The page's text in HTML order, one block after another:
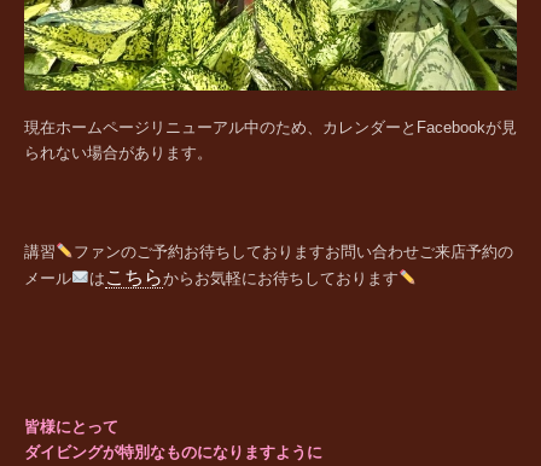
現在ホームページリニューアル中のため、カレンダーとFacebookが見
られない場合があります。
講習 ファンの ご予約お待ちしておりますお問い合わせご来店予約の
メール
は こちらからお気軽にお待ちしております
皆様にとって
ダイビングが特別なものになりますように